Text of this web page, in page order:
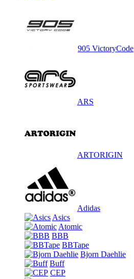
905 VictoryCode
ARS
ARTORIGIN
Adidas
Asics
Atomic
BBB
BBTape
Bjorn Daehlie
Buff
CEP